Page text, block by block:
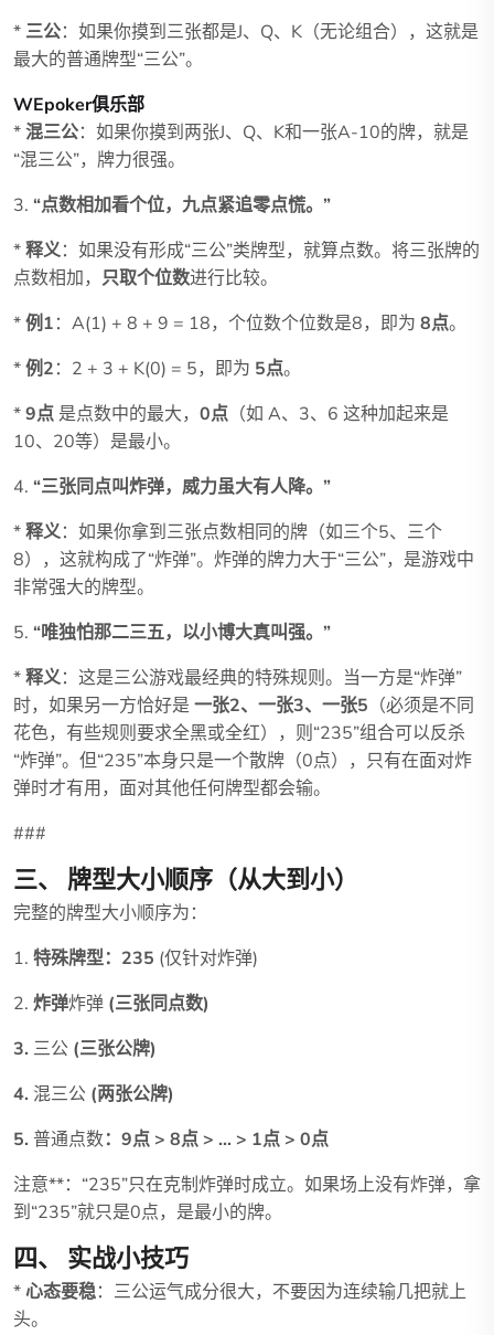
* 三公：如果你摸到三张都是J、Q、K（无论组合），这就是
最大的普通牌型“三公”。
WEpoker俱乐部
*混三公：如果你摸到两张J、Q、K和一张A-10的牌，就是
“混三公”，牌力很强。
3. “点数相加看个位，九点紧追零点慌。”
*释义：如果没有形成“三公”类牌型，就算点数。将三张牌的
点数相加， 只取个位数进行比较。
*例1：A(1) + 8 + 9 = 18，个位数个位数是8，即为 8点。
*例2：2 + 3 + K(0) = 5，即为 5点。
*9点是点数中的最大， 0点 （如 A、3、6 这种加起来是
10、20等）是最小。
4. “三张同点叫炸弹，威力虽大有人降。”
*释义：如果你拿到三张点数相同的牌（如三个5、三个
8），这就构成了“炸弹”。炸弹的牌力大于“三公”，是游戏中
非常强大的牌型。
5. “唯独怕那二三五，以小博大真叫强。”
*释义：这是三公游戏最经典的特殊规则。当一方是“炸弹”
时，如果另一方恰好是一张2、一张3、一张5 （必须是不同
花色，有些规则要求全黑或全红），则“235”组合可以反杀
“炸弹”。但“235”本身只是一个散牌（0点），只有在面对炸
弹时才有用，面对其他任何牌型都会输。
###
三、 牌型大小顺序（从大到小）
完整的牌型大小顺序为：
1. 特殊牌型：235 (仅针对炸弹)
2. 炸弹炸弹 (三张同点数)
3. 三公 (三张公牌)
4. 混三公 (两张公牌)
5. 普通点数：9点 > 8点 > ... > 1点 > 0点
注意**：“235”只在克制炸弹时成立。如果场上没有炸弹，拿
到“235”就只是0点，是最小的牌。
四、 实战小技巧
*心态要稳：三公运气成分很大，不要因为连续输几把就上
头。